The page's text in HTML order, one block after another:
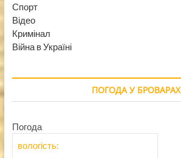
Спорт
Відео
Кримінал
Війна в Україні
ПОГОДА У БРОВАРАХ
Погода
вологість: